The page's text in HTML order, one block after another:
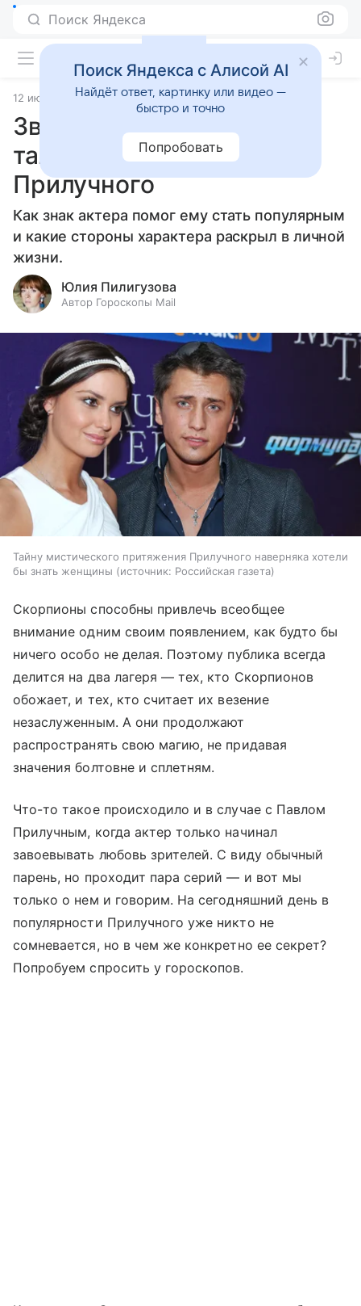
Поиск Яндекса
12 июля 2024 Статьи
Звездные Скорпионы:
таланты и страсти Павла
Прилучного
Как знак актера помог ему стать популярным
и какие стороны характера раскрыл в личной
жизни.
Юлия Пилигузова
Автор Гороскопы Mail
Тайну мистического притяжения Прилучного наверняка хотели
бы знать женщины
источник: Российская газета
Скорпионы способны привлечь всеобщее
внимание одним своим появлением, как будто бы
ничего особо не делая. Поэтому публика всегда
делится на два лагеря — тех, кто Скорпионов
обожает, и тех, кто считает их везение
незаслуженным. А они продолжают
распространять свою магию, не придавая
значения болтовне и сплетням.
Что-то такое происходило и в случае с Павлом
Прилучным, когда актер только начинал
завоевывать любовь зрителей. С виду обычный
парень, но проходит пара серий — и вот мы
только о нем и говорим. На сегодняшний день в
популярности Прилучного уже никто не
сомневается, но в чем же конкретно ее секрет?
Попробуем спросить у гороскопов.
Поиск Яндекса с Алисой AI
Найдёт ответ, картинку или видео —
быстро и точно
Попробовать